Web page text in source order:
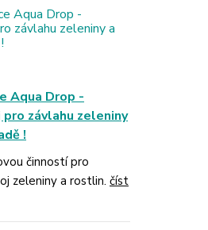
Aqua Drop -
závlahu zeleniny
!
činností pro
zeleniny a rostlin. číst